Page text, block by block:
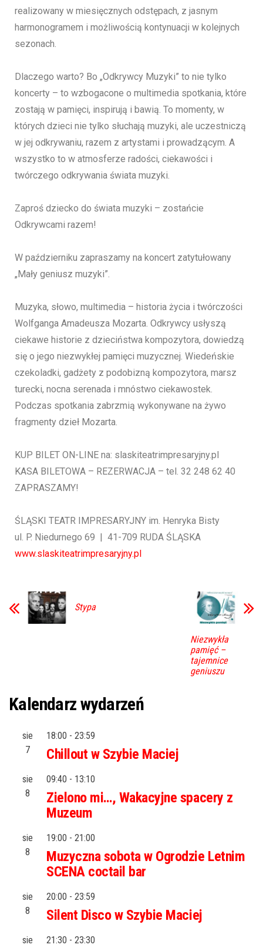
realizowany w miesięcznych odstępach, z jasnym
harmonogramem i możliwością kontynuacji w kolejnych
sezonach.
Dlaczego warto? Bo „Odkrywcy Muzyki” to nie tylko
koncerty – to wzbogacone o multimedia spotkania, które
zostają w pamięci, inspirują i bawią. To momenty, w
których dzieci nie tylko słuchają muzyki, ale uczestniczą
w jej odkrywaniu, razem z artystami i prowadzącym. A
wszystko to w atmosferze radości, ciekawości i
twórczego odkrywania świata muzyki.
Zaproś dziecko do świata muzyki – zostańcie
Odkrywcami razem!
W październiku zapraszamy na koncert zatytułowany
„Mały geniusz muzyki”.
Muzyka, słowo, multimedia – historia życia i twórczości
Wolfganga Amadeusza Mozarta. Odkrywcy usłyszą
ciekawe historie z dzieciństwa kompozytora, dowiedzą
się o jego niezwykłej pamięci muzycznej. Wiedeńskie
czekoladki, gadżety z podobizną kompozytora, marsz
turecki, nocna serenada i mnóstwo ciekawostek.
Podczas spotkania zabrzmią wykonywane na żywo
fragmenty dzieł Mozarta.
KUP BILET ON-LINE na: slaskiteatrimpresaryjny.pl
KASA BILETOWA – REZERWACJA – tel. 32 248 62 40
ZAPRASZAMY!
ŚLĄSKI TEATR IMPRESARYJNY im. Henryka Bisty
ul. P. Niedurnego 69 | 41-709 RUDA ŚLĄSKA
www.slaskiteatrimpresaryjny.pl
Stypa
Niezwykła
pamięć –
tajemnice
geniuszu
Kalendarz wydarzeń
sie
7
18:00 - 23:59
Chillout w Szybie Maciej
sie
8
09:40 - 13:10
Zielono mi…, Wakacyjne spacery z
Muzeum
sie
8
19:00 - 21:00
Muzyczna sobota w Ogrodzie Letnim
SCENA coctail bar
sie
8
20:00 - 23:59
Silent Disco w Szybie Maciej
sie
21:30 - 23:30